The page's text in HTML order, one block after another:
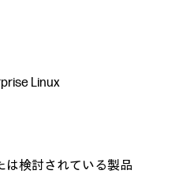
Linux
は検討されている製品